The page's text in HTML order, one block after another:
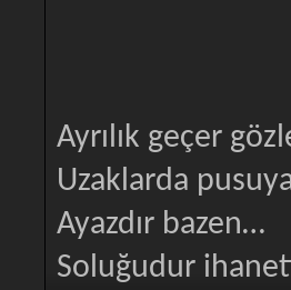
Ayrılık geçer
Uzaklarda
Ayazdır bazen…
Soluğudur